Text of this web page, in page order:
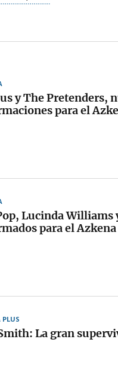
y The Pretenders,
para el
Lucinda Williams
para el Azkena
PLUS
La gran